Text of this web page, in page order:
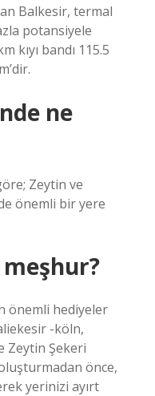
Balkesir, termal
potansiyele
kıyı bandı 115.5
ne
Zeytin ve
önemli bir yere
önemli hediyeler
-köln,
Zeytin Şekeri
önce,
yerinizi ayırt